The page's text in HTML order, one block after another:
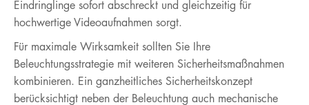
Eindringlinge sofort abschreckt und gleichzeitig für
hochwertige Videoaufnahmen sorgt.
Für maximale Wirksamkeit sollten Sie Ihre
Beleuchtungsstrategie mit weiteren Sicherheitsmaßnahmen
kombinieren. Ein ganzheitliches Sicherheitskonzept
berücksichtigt neben der Beleuchtung auch mechanische